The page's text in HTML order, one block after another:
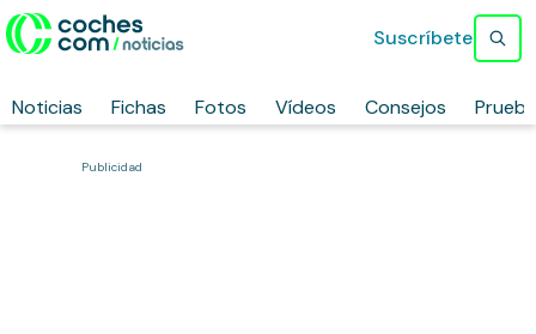
Noticias Fichas Fotos Vídeos Consejos
Suscríbete
Publicidad